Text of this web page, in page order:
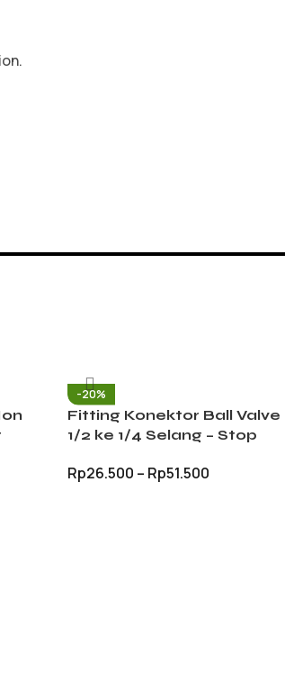
-20%
Fitting Konektor Ball Valve
1/2 ke 1/4 Selang – Stop
Rp26.500 – Rp51.500